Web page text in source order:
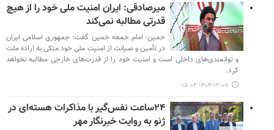
میرصادقی: ایران امنیت ملی خود را از هیچ
قدرتی مطالبه نمی‌کند
خمین- امام جمعه خمین گفت: جمهوری اسلامی ایران
در تأمین و صیانت از امنیت ملی خود متکی به اراده ملت
و توانمندی‌های داخلی است و امنیت خود را از قدرت‌های خارجی مطالبه نخواهد
کرد.
۱۴۰۴-۱۲-۰۸ ۱۵:۰۲
۲۴ساعت نفس‌گیر با مذاکرات هسته‌ای در
ژنو به روایت خبرنگار مهر